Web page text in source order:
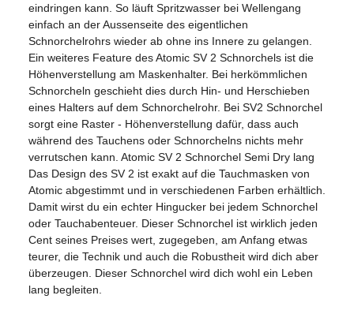
eindringen kann. So läuft Spritzwasser bei Wellengang
einfach an der Aussenseite des eigentlichen
Schnorchelrohrs wieder ab ohne ins Innere zu gelangen.
Ein weiteres Feature des Atomic SV 2 Schnorchels ist die
Höhenverstellung am Maskenhalter. Bei herkömmlichen
Schnorcheln geschieht dies durch Hin- und Herschieben
eines Halters auf dem Schnorchelrohr. Bei SV2 Schnorchel
sorgt eine Raster - Höhenverstellung dafür, dass auch
während des Tauchens oder Schnorchelns nichts mehr
verrutschen kann. Atomic SV 2 Schnorchel Semi Dry lang
Das Design des SV 2 ist exakt auf die Tauchmasken von
Atomic abgestimmt und in verschiedenen Farben erhältlich.
Damit wirst du ein echter Hingucker bei jedem Schnorchel
oder Tauchabenteuer. Dieser Schnorchel ist wirklich jeden
Cent seines Preises wert, zugegeben, am Anfang etwas
teurer, die Technik und auch die Robustheit wird dich aber
überzeugen. Dieser Schnorchel wird dich wohl ein Leben
lang begleiten.